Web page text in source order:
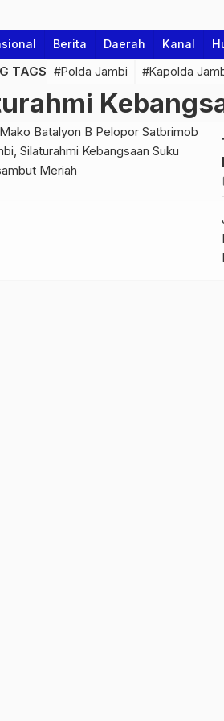
Berita Daerah Kanal
TAGS #Polda Jambi #Kapolda